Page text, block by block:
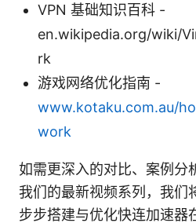
VPN 基础知识百科 -
en.wikipedia.org/wiki/
rk
游戏网络优化指南 -
www.kotaku.com.au/
work
如需更深入的对比、案例分
我们的最新视频系列，我们
步步搭建与优化快连加速器